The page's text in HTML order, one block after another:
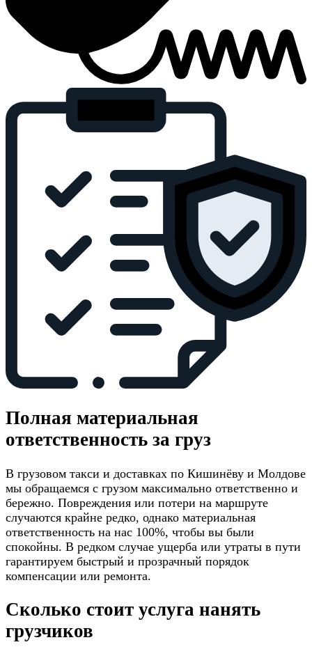
Полная материальная
ответственность за груз
В грузовом такси и доставках по Кишинёву и Молдове
мы обращаемся с грузом максимально ответственно и
бережно. Повреждения или потери на маршруте
случаются крайне редко, однако материальная
ответственность на нас 100%, чтобы вы были
спокойны. В редком случае ущерба или утраты в пути
гарантируем быстрый и прозрачный порядок
компенсации или ремонта.
Сколько стоит услуга нанять
грузчиков